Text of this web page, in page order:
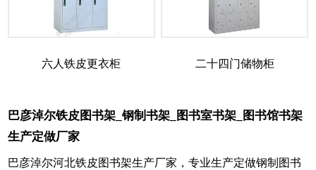
六人铁皮更衣柜 二十四门储物柜
巴彦淖尔铁皮图书架_钢制书架_图书室书架_图书馆书架
生产定做厂家
巴彦淖尔河北铁皮图书架生产厂家，专业生产定做钢制图书